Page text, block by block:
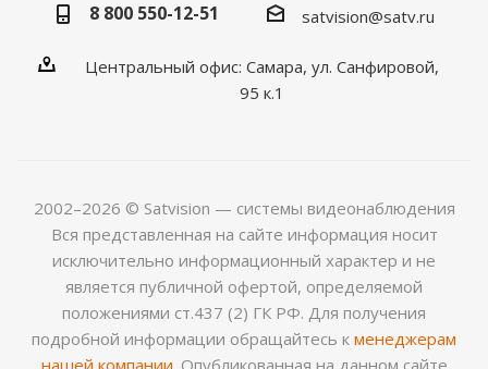
8 800 550-12-51
satvision@satv.ru
Центральный офис: Самара, ул. Санфировой,
95 к.1
2002–2026 © Satvision — системы видеонаблюдения
Вся представленная на сайте информация носит
исключительно информационный характер и не
является публичной офертой, определяемой
положениями ст.437 (2) ГК РФ. Для получения
подробной информации обращайтесь к менеджерам